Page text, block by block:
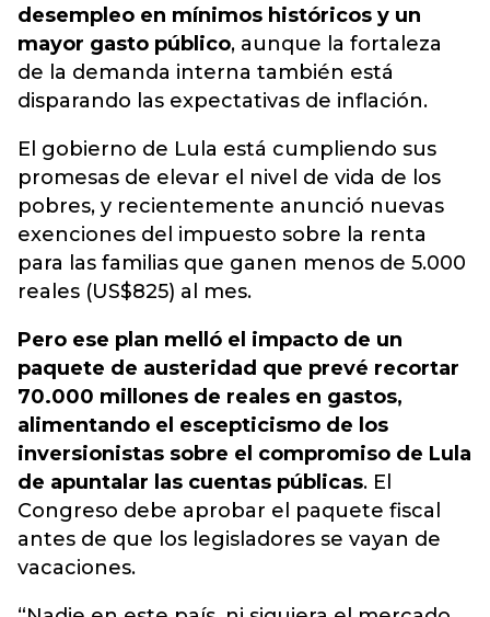
desempleo en mínimos históricos y un
mayor gasto público, aunque la fortaleza
de la demanda interna también está
disparando las expectativas de inflación.
El gobierno de Lula está cumpliendo sus
promesas de elevar el nivel de vida de los
pobres, y recientemente anunció nuevas
exenciones del impuesto sobre la renta
para las familias que ganen menos de 5.000
reales (US$825) al mes.
Pero ese plan melló el impacto de un
paquete de austeridad que prevé recortar
70.000 millones de reales en gastos,
alimentando el escepticismo de los
inversionistas sobre el compromiso de Lula
de apuntalar las cuentas públicas. El
Congreso debe aprobar el paquete fiscal
antes de que los legisladores se vayan de
vacaciones.